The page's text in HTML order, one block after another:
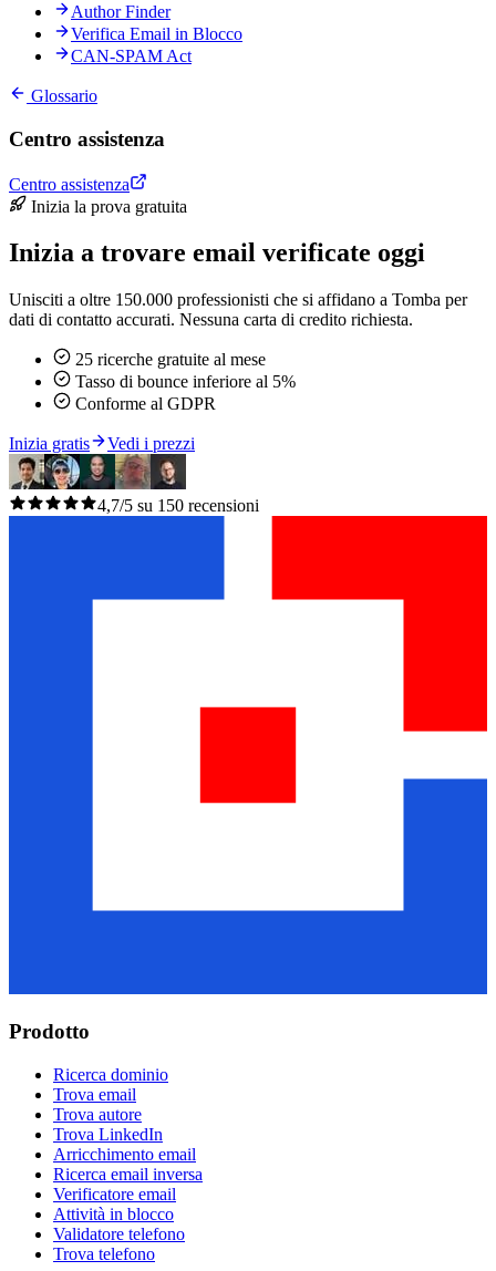
Author Finder
Verifica Email in Blocco
CAN-SPAM Act
Glossario
Centro assistenza
Centro assistenza
Inizia la prova gratuita
Inizia a trovare email verificate oggi
Unisciti a oltre 150.000 professionisti che si affidano a Tomba per
dati di contatto accurati. Nessuna carta di credito richiesta.
25 ricerche gratuite al mese
Tasso di bounce inferiore al 5%
Conforme al GDPR
Inizia gratis Vedi i prezzi
4,7/5 su 150 recensioni
Prodotto
Ricerca dominio
Trova email
Trova autore
Trova LinkedIn
Arricchimento email
Ricerca email inversa
Verificatore email
Attività in blocco
Validatore telefono
Trova telefono